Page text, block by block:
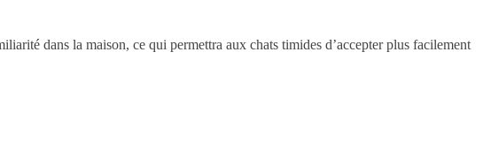
dans la maison, ce qui permettra aux chats timides d’accepter plus facilement